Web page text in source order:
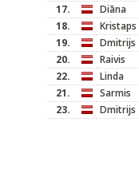
17.
Diāna
18.
Kristaps
19.
Dmitrijs
20.
Raivis
22.
Linda
21.
Sarmis
23.
Dmitrijs